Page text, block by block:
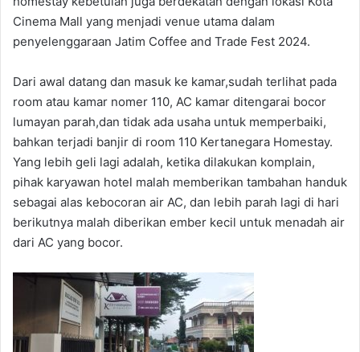
Cinema Mall yang menjadi venue utama dalam
penyelenggaraan Jatim Coffee and Trade Fest 2024.
Dari awal datang dan masuk ke kamar,sudah terlihat pada
room atau kamar nomer 110, AC kamar ditengarai bocor
lumayan parah,dan tidak ada usaha untuk memperbaiki,
bahkan terjadi banjir di room 110 Kertanegara Homestay.
Yang lebih geli lagi adalah, ketika dilakukan komplain,
pihak karyawan hotel malah memberikan tambahan handuk
sebagai alas kebocoran air AC, dan lebih parah lagi di hari
berikutnya malah diberikan ember kecil untuk menadah air
dari AC yang bocor.